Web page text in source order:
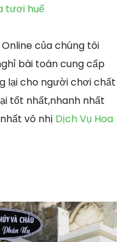
tươi huế
của chúng tôi
bài toán cung cấp
lại cho người chơi chất
tốt nhất,nhanh nhất
vô nhị Dịch Vụ Hoa